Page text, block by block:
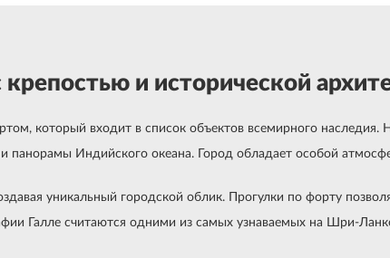
и исторической
который входит в список объектов всемирного
панорамы Индийского океана. Город обладает особой
уникальный городской облик. Прогулки по форту
Галле считаются одними из самых узнаваемых на Шри-